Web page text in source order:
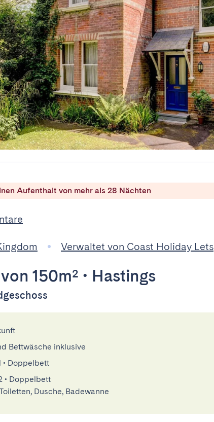
Aufenthalt von mehr als 28 Nächten
Verwaltet von Coast Holiday Lets
150m² • Hastings
Bettwäsche inklusive
• Doppelbett
• Doppelbett
Dusche, Badewanne